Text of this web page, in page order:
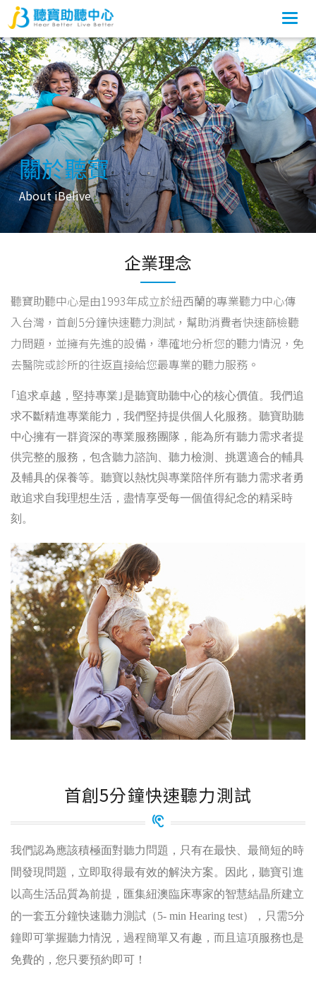
關於聽寶
About iBelive
企業理念
聽寶助聽中心是由1993年成立於紐西蘭的專業聽力中心傳
入台灣，首創5分鐘快速聽力測試，幫助消費者快速篩檢聽
力問題，並擁有先進的設備，準確地分析您的聽力情況，免
去醫院或診所的往返直接給您最專業的聽力服務。
｢追求卓越，堅持專業 ｣是聽寶助聽中心的核心價值。我們追
求不斷精進專業能力，我們堅持提供個人化服務。聽寶助聽
中心擁有一群資深的專業服務團隊，能為所有聽力需求者提
供完整的服務，包含聽力諮詢、聽力檢測、挑選適合的輔具
及輔具的保養等。聽寶以熱忱與專業陪伴所有聽力需求者勇
敢追求自我理想生活，盡情享受每一個值得紀念的精采時
刻。
首創5分鐘快速聽力測試
我們認為應該積極面對聽力問題，只有在最快、最簡短的時
間發現問題，立即取得最有效的解決方案。因此，聽寶引進
以高生活品質為前提，匯集紐澳臨床專家的智慧結晶所建立
的一套五分鐘快速聽力測試（5- min Hearing test），只需5分
鐘即可掌握聽力情況，過程簡單又有趣，而且這項服務也是
免費的，您只要預約即可！